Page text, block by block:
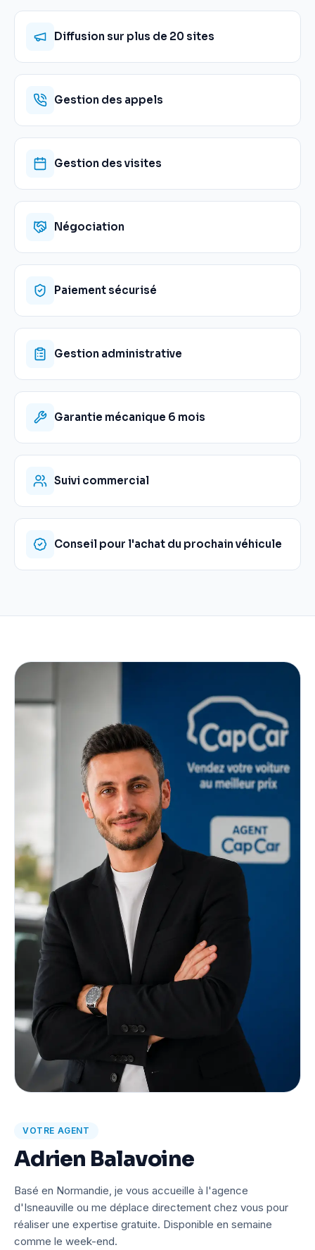
Diffusion sur plus de 20 sites
Gestion des appels
Gestion des visites
Négociation
Paiement sécurisé
Gestion administrative
Garantie mécanique 6 mois
Suivi commercial
Conseil pour l'achat du prochain véhicule
VOTRE AGENT
Adrien Balavoine
Basé en Normandie, je vous accueille à l'agence
d'Isneauville ou me déplace directement chez vous pour
réaliser une expertise gratuite. Disponible en semaine
comme le week-end.